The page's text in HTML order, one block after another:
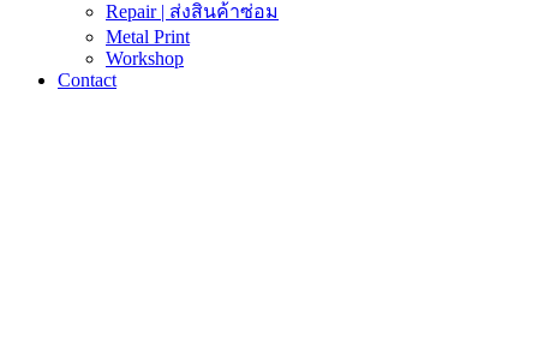
Repair | ส่งสินค้าซ่อม
Metal Print
Workshop
Contact